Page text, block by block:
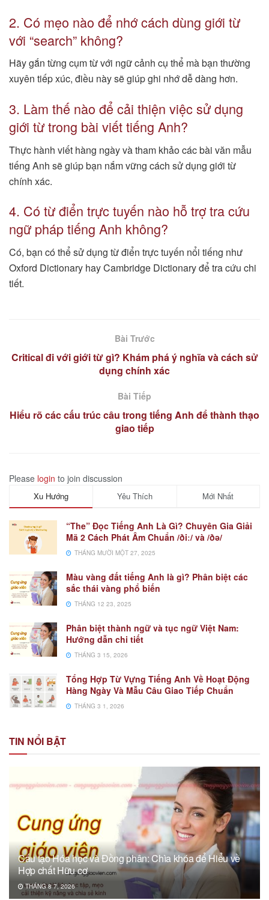
2. Có mẹo nào để nhớ cách dùng giới từ
với “search” không?
Hãy gắn từng cụm từ với ngữ cảnh cụ thể mà bạn thường
xuyên tiếp xúc, điều này sẽ giúp ghi nhớ dễ dàng hơn.
3. Làm thế nào để cải thiện việc sử dụng
giới từ trong bài viết tiếng Anh?
Thực hành viết hàng ngày và tham khảo các bài văn mẫu
tiếng Anh sẽ giúp bạn nắm vững cách sử dụng giới từ
chính xác.
4. Có từ điển trực tuyến nào hỗ trợ tra cứu
ngữ pháp tiếng Anh không?
Có, bạn có thể sử dụng từ điển trực tuyến nổi tiếng như
Oxford Dictionary hay Cambridge Dictionary để tra cứu chi
tiết.
Bài Trước
Critical đi với giới từ gì? Khám phá ý nghĩa và cách sử
dụng chính xác
Bài Tiếp
Hiểu rõ các cấu trúc câu trong tiếng Anh để thành thạo
giao tiếp
Please login to join discussion
Xu Hướng Yêu Thích Mới Nhất
“The” Đọc Tiếng Anh Là Gì? Chuyên Gia Giải
Mã 2 Cách Phát Âm Chuẩn /ðiː/ và /ðə/
THÁNG MƯỜI MỘT 27, 2025
Màu vàng đất tiếng Anh là gì? Phân biệt các
sắc thái vàng phổ biến
THÁNG 12 23, 2025
Phân biệt thành ngữ và tục ngữ Việt Nam:
Hướng dẫn chi tiết
THÁNG 3 15, 2026
Tổng Hợp Từ Vựng Tiếng Anh Về Hoạt Động
Hàng Ngày Và Mẫu Câu Giao Tiếp Chuẩn
THÁNG 3 1, 2026
TIN NỔI BẬT
Cấu tạo Hóa học và Đồng phân: Chìa khóa để Hiểu về
Hợp chất Hữu cơ
THÁNG 8 7, 2026